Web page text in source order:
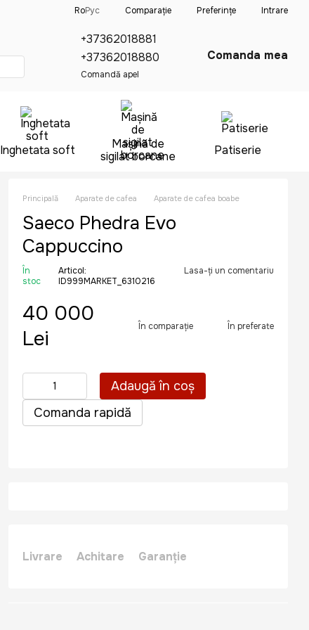
RoРус Comparație Preferințe Intrare
+37362018881
+37362018880
Comandă apel
Comanda mea
Inghetata soft
Mașină de
sigilat borcane
Patiserie
Principală Aparate de cafea Aparate de cafea boabe
Saeco Phedra Evo
Cappuccino
În
stoc
Articol:
ID999MARKET_6310216
Lasa-ți un comentariu
40 000
Lei
În comparație În preferate
Adaugă în coș
Comanda rapidă
Livrare Achitare Garanție